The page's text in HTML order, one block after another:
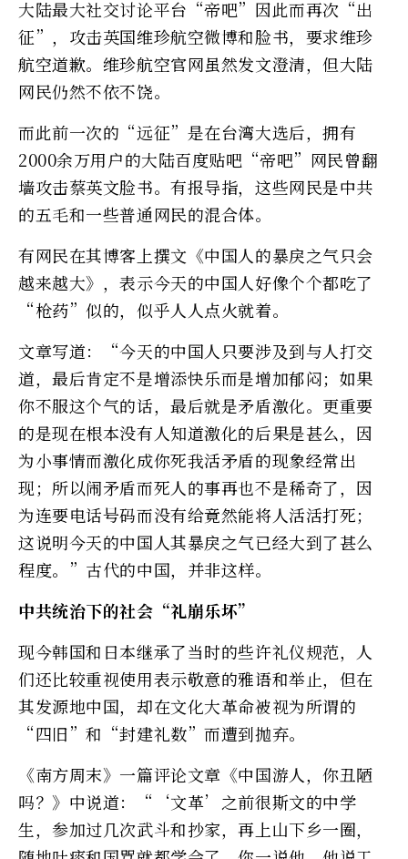
大陆最大社交讨论平台“帝吧”因此而再次“出
征”，攻击英国维珍航空微博和脸书，要求维珍
航空道歉。维珍航空官网虽然发文澄清，但大陆
网民仍然不依不饶。
而此前一次的“远征”是在台湾大选后，拥有
2000余万用户的大陆百度贴吧“帝吧”网民曾翻
墙攻击蔡英文脸书。有报导指，这些网民是中共
的五毛和一些普通网民的混合体。
有网民在其博客上撰文《中国人的暴戾之气只会
越来越大》，表示今天的中国人好像个个都吃了
“枪药”似的，似乎人人点火就着。
文章写道：“今天的中国人只要涉及到与人打交
道，最后肯定不是增添快乐而是增加郁闷；如果
你不服这个气的话，最后就是矛盾激化。更重要
的是现在根本没有人知道激化的后果是甚么，因
为小事情而激化成你死我活矛盾的现象经常出
现；所以闹矛盾而死人的事再也不是稀奇了，因
为连要电话号码而没有给竟然能将人活活打死；
这说明今天的中国人其暴戾之气已经大到了甚么
程度。”古代的中国，并非这样。
中共统治下的社会“礼崩乐坏”
现今韩国和日本继承了当时的些许礼仪规范，人
们还比较重视使用表示敬意的雅语和举止，但在
其发源地中国，却在文化大革命被视为所谓的
“四旧”和“封建礼数”而遭到抛弃。
《南方周末》一篇评论文章《中国游人，你丑陋
吗？》中说道：“‘文革’之前很斯文的中学
生，参加过几次武斗和抄家，再上山下乡一圈，